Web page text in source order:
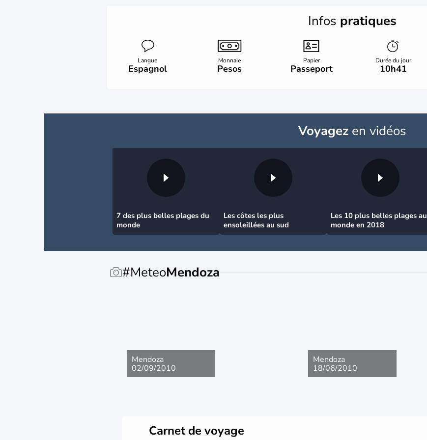
Infos pratiques
Langue
Espagnol
Monnaie
Pesos
Papier
Passeport
Durée du jour
10h41
Voyagez en vidéos
7 des plus belles plages du
monde
Les côtes les plus
ensoleillées au sud
Les 10 plus belles plages au
monde en 2018
#MeteoMendoza
Mendoza
02/09/2010
Mendoza
18/06/2010
Carnet de voyage